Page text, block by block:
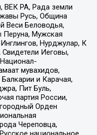
ВЕК РА, Рада земли
Русь, Община
Веси Беловодья,
Мужская
Нурджулар, К
Иеговы,
мувахидов,
и Карачая,
Пит Буль,
партия России,
Орден
Череповца,